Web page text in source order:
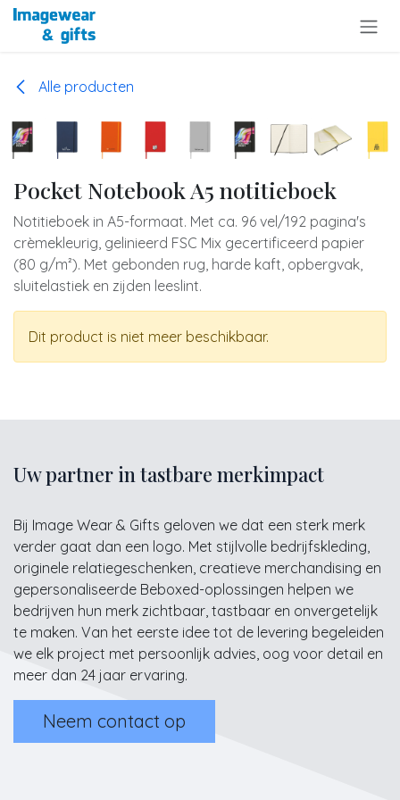
Overslaan naar inhoud
Alle producten
Pocket Notebook A5 notitieboek
Notitieboek in A5-formaat. Met ca. 96 vel/192 pagina's
crèmekleurig, gelinieerd FSC Mix gecertificeerd papier
(80 g/m²). Met gebonden rug, harde kaft, opbergvak,
sluitelastiek en zijden leeslint.
Dit product is niet meer beschikbaar.
Uw partner in tastbare merkimpact
Bij Image Wear & Gifts geloven we dat een sterk merk
verder gaat dan een logo. Met stijlvolle bedrijfskleding,
originele relatiegeschenken, creatieve merchandising en
gepersonaliseerde Beboxed-oplossingen helpen we
bedrijven hun merk zichtbaar, tastbaar en onvergetelijk
te maken. Van het eerste idee tot de levering begeleiden
we elk project met persoonlijk advies, oog voor detail en
meer dan 24 jaar ervaring.
Neem contact op